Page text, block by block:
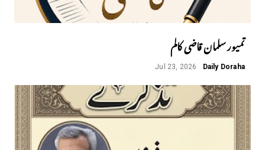
تمیور سلمان قاضی کالم
Daily Doraha
Jul 23, 2026